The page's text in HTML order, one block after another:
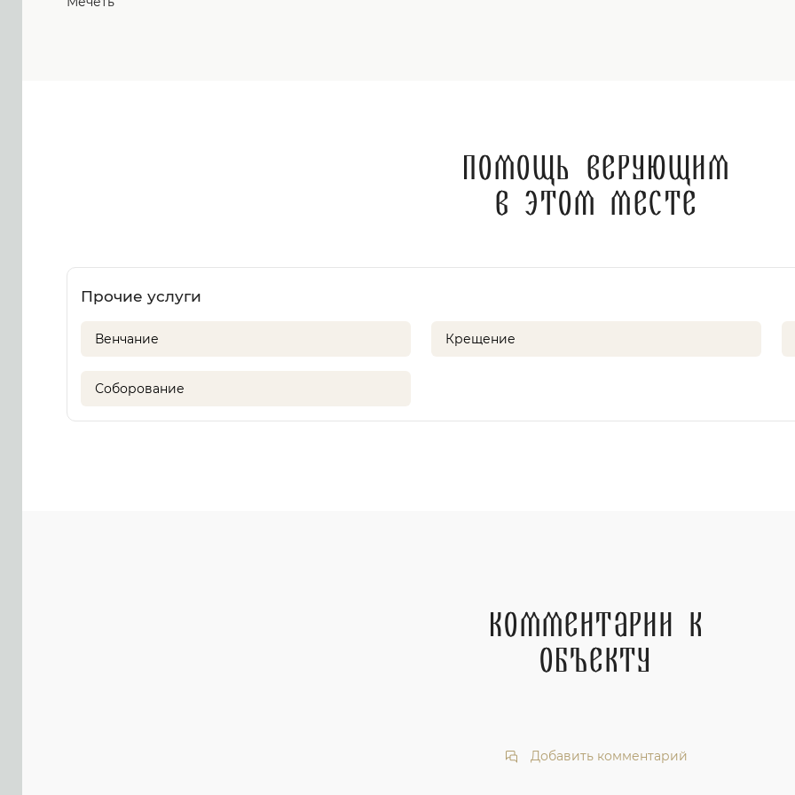
Помощь верующим
в этом месте
Прочие услуги
Венчание Крещение
Соборование
Комментарии к
объекту
Добавить комментарий